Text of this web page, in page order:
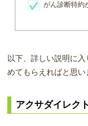
がん診断特約
以下、詳しい説明に
めてもらえればと思い
アクサダイレク